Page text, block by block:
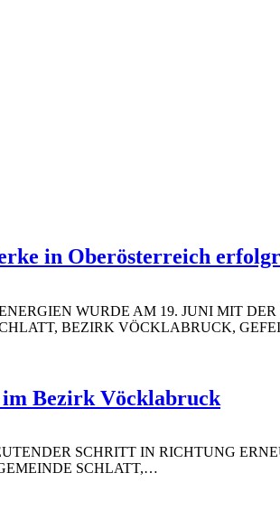
in Oberösterreich
WURDE AM 19. JUNI MIT
BEZIRK VÖCKLABRUCK,
im Bezirk Vöcklabruck
SCHRITT IN RICHTUNG
SCHLATT,…